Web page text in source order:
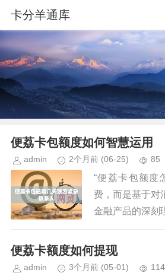
卡分羊通库
便荔卡包额度如何智慧运用
admin 2个月前 (06-25) 85
“便荔卡包额度
费，而是基于对
金融产品的深刻
的财富管理策略
快速消费，实际
便荔卡额度如何提现
admin 3个月前 (05-01) 114